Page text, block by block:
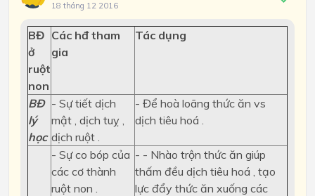
18 tháng 12 2016
BĐ
ở
ruột
non
Các hđ tham
gia
Tác dụng
BĐ
lý
học
- Sự tiết dịch
mật , dịch tuỵ ,
dịch ruột .
- Để hoà loãng thức ăn vs
dịch tiêu hoá .
- Sự co bóp của
các cơ thành
ruột non .
- - Nhào trộn thức ăn giúp
thấm đều dịch tiêu hoá , tạo
lực đẩy thức ăn xuống các